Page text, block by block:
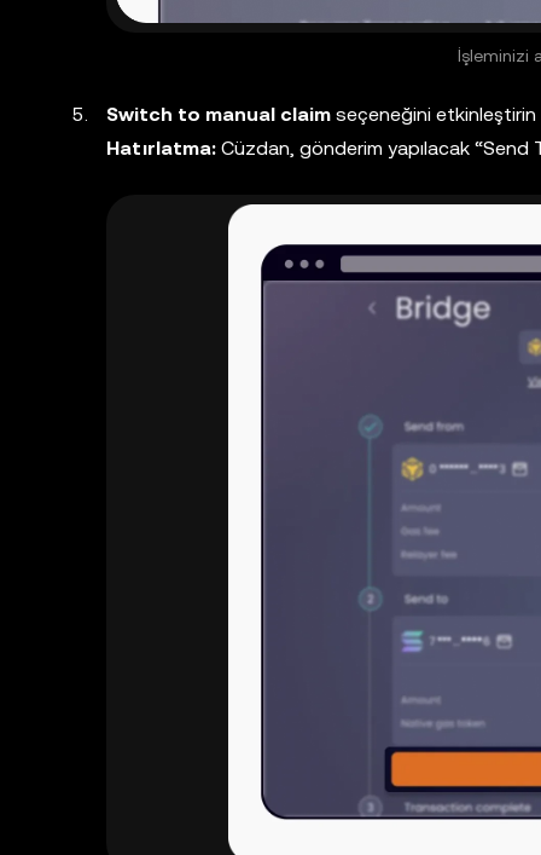
İşleminizi
Switch to manual claim seçeneğini etkinleştirin
Hatırlatma: Cüzdan, gönderim yapılacak “Send